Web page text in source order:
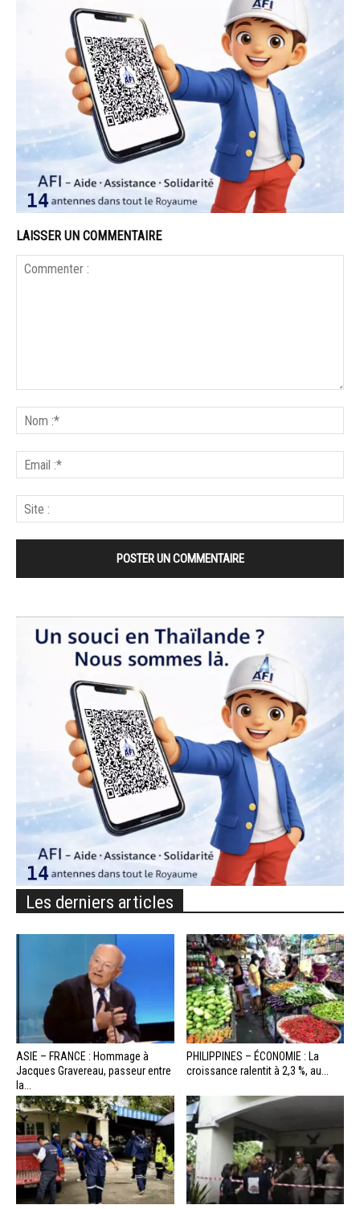
LAISSER UN COMMENTAIRE
Les derniers articles
ASIE – FRANCE : Hommage à
Jacques Gravereau, passeur entre
la...
PHILIPPINES – ÉCONOMIE : La
croissance ralentit à 2,3 %, au...